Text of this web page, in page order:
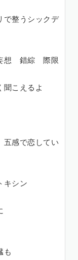
整うシックデ
想 錯綜 際限
こえるよ
感で恋してい
シン
も